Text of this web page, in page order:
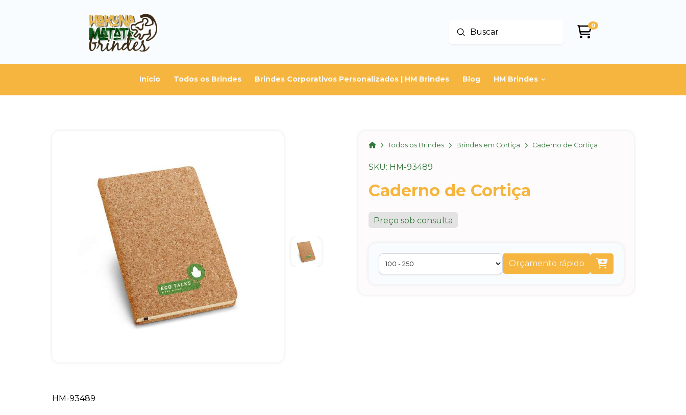
Buscar
Enviar
0
Início Todos os Brindes Brindes Corporativos Personalizados | HM Brindes Blog HM Brindes
HomeTodos os Brindes Brindes em Cortiça Caderno de Cortiça
SKU: HM-93489
Caderno de Cortiça
Preço sob consulta
Orçamento rápido
HM-93489